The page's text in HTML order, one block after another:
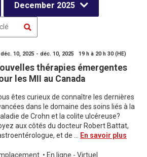
December 2025
déc. 10, 2025 - déc. 10, 2025 19 h à 20 h 30 (HE)
thérapies émergentes
les MII au Canada
êtes curieux de connaître les dernières
dans le domaine des soins liés à la
de Crohn et la colite ulcéreuse?
aux côtés du docteur Robert Battat,
et de ...
En savoir plus
• En ligne - Virtuel